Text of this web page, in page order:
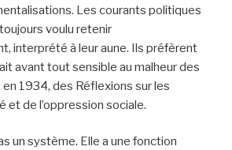
Les courants politiques
voulu retenir
interprété à leur aune. Ils préfèrent
avant tout sensible au malheur des
en 1934, des Réflexions sur les
et de l’oppression sociale.
un système. Elle a une fonction